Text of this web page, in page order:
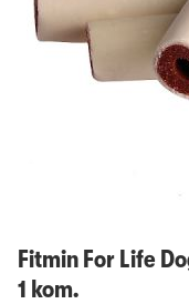
Fitmin For Life
1 kom.